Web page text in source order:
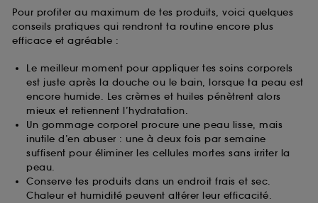
Pour profiter au maximum de tes produits, voici quelques
conseils pratiques qui rendront ta routine encore plus
efficace et agréable :
Le meilleur moment pour appliquer tes soins corporels
est juste après la douche ou le bain, lorsque ta peau est
encore humide. Les crèmes et huiles pénètrent alors
mieux et retiennent l’hydratation.
Un gommage corporel procure une peau lisse, mais
inutile d’en abuser : une à deux fois par semaine
suffisent pour éliminer les cellules mortes sans irriter la
peau.
Conserve tes produits dans un endroit frais et sec.
Chaleur et humidité peuvent altérer leur efficacité.